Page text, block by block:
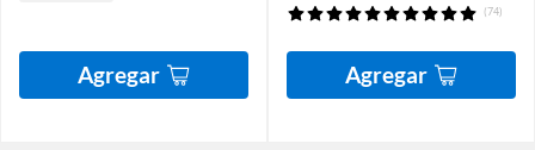
Agregar
(74)
Agregar